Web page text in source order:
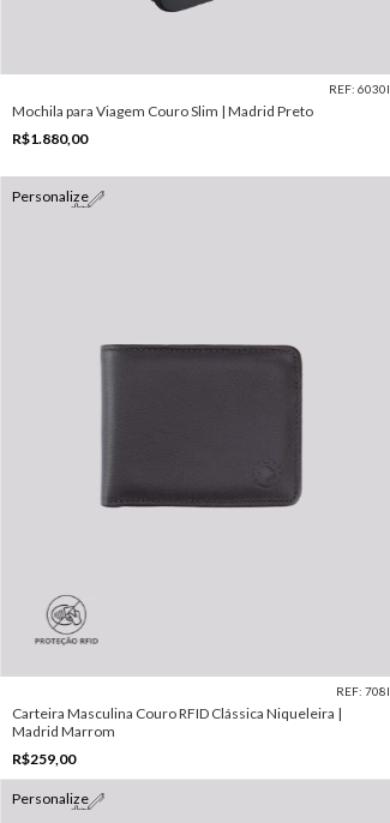
REF: 6030I
Mochila para Viagem Couro Slim | Madrid Preto
R$1.880,00
Personalize
REF: 708I
Carteira Masculina Couro RFID Clássica Niqueleira |
Madrid Marrom
R$259,00
Personalize